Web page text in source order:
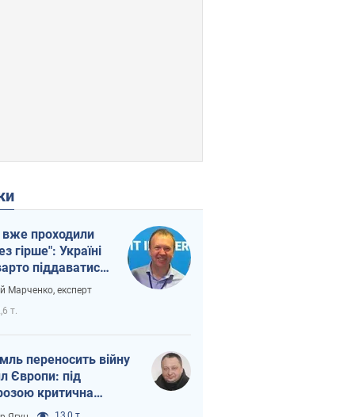
проходили
гірше": Україні
піддаватися
через
Марченко, експерт
т.
переносить війну
Європи: під
критична